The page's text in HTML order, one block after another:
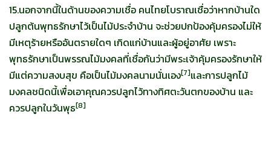
15.นอกจากนี้ในด้านของความเชื่อ คนไทยโบราณเชื่อว่าหากบ้านใด
ปลูกต้นพุทธรักษาไว้เป็นไม้ประจำบ้าน จะช่วยปกป้องคุ้มครองไม่ให้
มีเหตุร้ายหรืออันตรายใดๆ เกิดแก่บ้านและผู้อยู่อาศัย เพราะ
พุทธรักษาเป็นพรรณไม้มงคลที่เชื่อกันว่ามีพระเจ้าคุ้มครองรักษาให้
มีแต่ความสงบสุข คือเป็นไม้มงคลนามนั่นเอง[7]และการปลูกไม้
มงคลชนิดนี้เพื่อเอาคุณควรปลูกไว้ทางทิศตะวันตกของบ้าน และ
ควรปลูกในวันพุธ[8]